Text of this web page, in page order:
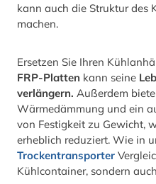
kann auch die Struktur des
machen.
Ersetzen Sie Ihren
FRP-Platten kann seine
verlängern. Außerdem
Wärmedämmung und ein
von Festigkeit zu Gewicht,
erheblich reduziert. Wie in
Trockentransporter
Kühlcontainer, sondern